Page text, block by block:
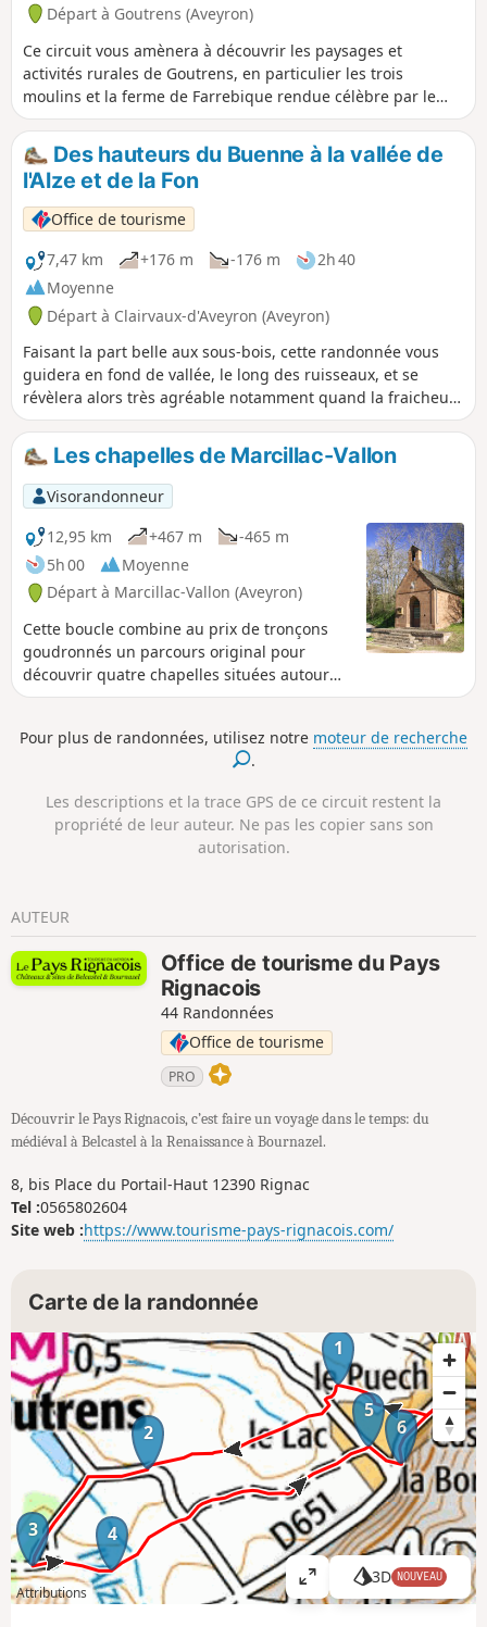
Goutrens. D’un lieu de tournage à un autre, vous
observerez à votre tour, l’environnement, le cadrage des
scènes … Vous pourrez ainsi mieux appréhender la façon de
travailler de ce grand cinéaste et surtout, lorsque vous
verrez ou reverrez ses films, vous poserez un regard
différent sur chacune des scènes.
Départ à Goutrens (Aveyron)
Ce circuit vous amènera à découvrir les paysages et
activités rurales de Goutrens, en particulier les trois
moulins et la ferme de Farrebique rendue célèbre par le
cinéaste Georges Rouquier.
Des hauteurs du Buenne à la vallée de
l'Alze et de la Fon
Office de tourisme
7,47 km
+176 m -176 m
2h 40
Moyenne
Départ à Clairvaux-d'Aveyron (Aveyron)
Faisant la part belle aux sous-bois, cette randonnée vous
guidera en fond de vallée, le long des ruisseaux, et se
révèlera alors très agréable notamment quand la fraicheur
est recherchée.
Les chapelles de Marcillac-Vallon
Visorandonneur
12,95 km
+467 m
-465 m
5h 00
Moyenne
Départ à Marcillac-Vallon (Aveyron)
Cette boucle combine au prix de tronçons
goudronnés un parcours original pour
découvrir quatre chapelles situées autour
du village de Marcillac-Vallon. Deux portions
cheminement sur la 2e partie du parcours,
depuis Saint-Jean-le-Froid, point culminant
patrimoine religieux. Attention : une
variante-retour vient d'être publiée après la
dégradation du chemin dans le ravin de
Pour plus de randonnées, utilisez notre moteur de recherche
.
Les descriptions et la trace GPS de ce circuit restent la
propriété de leur auteur. Ne pas les copier sans son
autorisation.
AUTEUR
Office de tourisme du Pays
Rignacois
44 Randonnées
Office de tourisme
PRO
Découvrir le Pays Rignacois, c’est faire un voyage dans le temps: du
médiéval à Belcastel à la Renaissance à Bournazel.
8, bis Place du Portail-Haut 12390 Rignac
Tel :0565802604
Site web :https://www.tourisme-pays-rignacois.com/
Carte de la randonnée
1
2
3 4
5
6
Attributions
A
ff
3D NOUVEAU